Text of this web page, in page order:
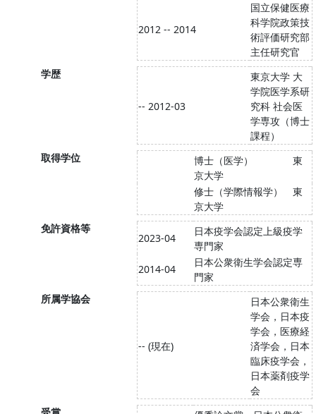
2012 -- 2014
国立保健医療
科学院政策技
術評価研究部
主任研究官
学歴
-- 2012-03
東京大学 大
学院医学系研
究科 社会医
学専攻（博士
課程）
取得学位
博士（医学） 東
京大学
修士（学際情報学） 東
京大学
免許資格等
2023-04
日本疫学会認定上級疫学
専門家
2014-04
日本公衆衛生学会認定専
門家
所属学協会
-- (現在)
日本公衆衛生
学会，日本疫
学会，医療経
済学会，日本
臨床疫学会，
日本薬剤疫学
会